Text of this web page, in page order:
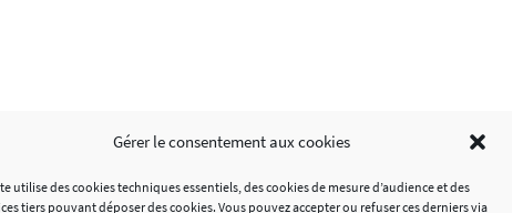
Gérer le consentement aux cookies
utilise des cookies techniques essentiels, des cookies de mesure d’audience et des
tiers pouvant déposer des cookies. Vous pouvez accepter ou refuser ces derniers via